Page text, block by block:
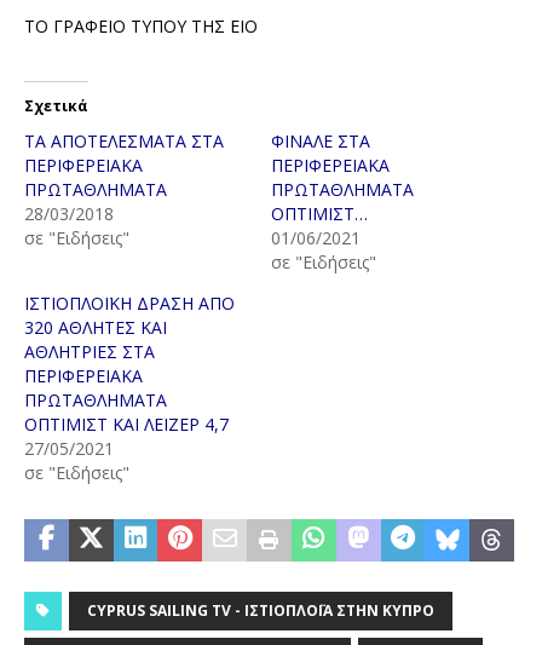
ΤΟ ΓΡΑΦΕΙΟ ΤΥΠΟΥ ΤΗΣ ΕΙΟ
Σχετικά
ΤΑ ΑΠΟΤΕΛΕΣΜΑΤΑ ΣΤΑ
ΠΕΡΙΦΕΡΕΙΑΚΑ
ΠΡΩΤΑΘΛΗΜΑΤΑ
28/03/2018
σε "Ειδήσεις"
ΦΙΝΑΛΕ ΣΤΑ
ΠΕΡΙΦΕΡΕΙΑΚΑ
ΠΡΩΤΑΘΛΗΜΑΤΑ
ΟΠΤΙΜΙΣΤ…
01/06/2021
σε "Ειδήσεις"
ΙΣΤΙΟΠΛΟΪΚΗ ΔΡΑΣΗ ΑΠΟ
320 ΑΘΛΗΤΕΣ ΚΑΙ
ΑΘΛΗΤΡΙΕΣ ΣΤΑ
ΠΕΡΙΦΕΡΕΙΑΚΑ
ΠΡΩΤΑΘΛΗΜΑΤΑ
ΟΠΤΙΜΙΣΤ ΚΑΙ ΛΕΙΖΕΡ 4,7
27/05/2021
σε "Ειδήσεις"
CYPRUS SAILING TV - ΙΣΤΙΟΠΛΟΪ́Α ΣΤΗΝ ΚΎΠΡΟ